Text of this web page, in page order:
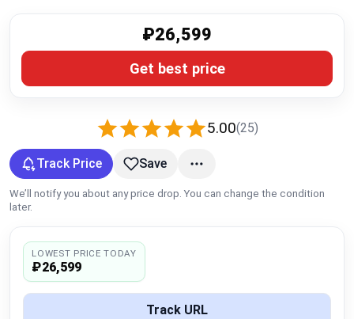
Categories
Brands
Global Price Tracker
Blog
Plans & Pricing
5.00(25)
₽26,599
Get best price
Track Price Save
We’ll notify you about any price drop. You can change the condition
later.
LOWEST PRICE TODAY
₽26,599
Track URL